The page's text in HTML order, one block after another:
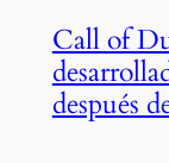
Call of
después